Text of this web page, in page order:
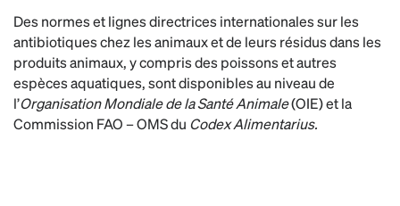
Des normes et lignes directrices internationales sur les
antibiotiques chez les animaux et de leurs résidus dans les
produits animaux, y compris des poissons et autres
espèces aquatiques, sont disponibles au niveau de
l’Organisation Mondiale de la Santé Animale(OIE) et la
Commission FAO – OMS du Codex Alimentarius.